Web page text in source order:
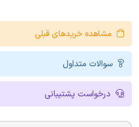
مشاهده خریدهای قبلی
سوالات متداول
درخواست پشتیبانی